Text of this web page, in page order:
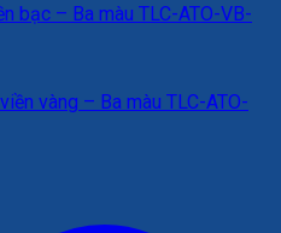
bạc – Ba màu TLC-ATO-VB-